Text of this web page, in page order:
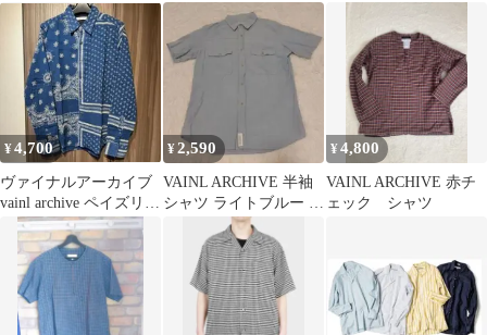
ボリー M コットンウー
青VAINL ARCHIVE
¥4,700
ヴァイナルアーカイブ
vainl archive ペイズリー
柄 シャツ 長袖 M
¥2,590
VAINL ARCHIVE 半袖
シャツ ライトブルー M
¥4,800
VAINL ARCHIVE 赤チ
ェック シャツ